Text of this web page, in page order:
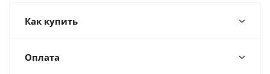
Как купить
Оплата